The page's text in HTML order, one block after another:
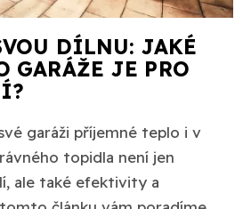
DÍLNU: JAKÉ
GARÁŽE JE PRO
garáži příjemné teplo i v
topidla není jen
ale také efektivity a